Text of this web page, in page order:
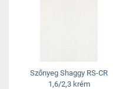
Szőnyeg Shaggy RS-CR
1,6/2,3 krém